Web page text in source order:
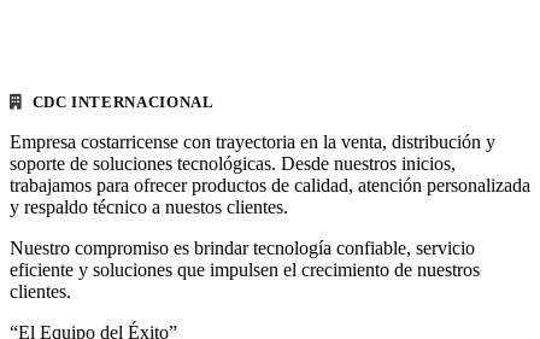
CDC INTERNACIONAL
Empresa costarricense con trayectoria en la venta, distribución y
soporte de soluciones tecnológicas. Desde nuestros inicios,
trabajamos para ofrecer productos de calidad, atención personalizada
y respaldo técnico a nuestos clientes.
Nuestro compromiso es brindar tecnología confiable, servicio
eficiente y soluciones que impulsen el crecimiento de nuestros
clientes.
“El Equipo del Éxito”